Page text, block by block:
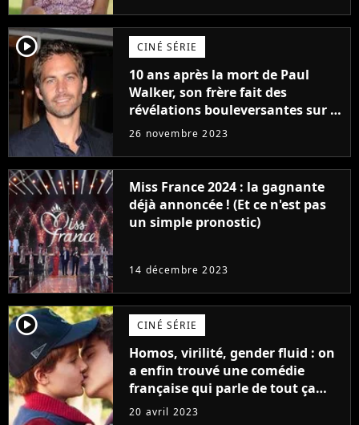
player2 CINÉ SÉRIE
10 ans après la mort de Paul
Walker, son frère fait des
révélations bouleversantes sur la
réaction des acteurs de Fast and
26 novembre 2023
Miss France 2024 : la gagnante
déjà annoncée ! (Et ce n'est pas
un simple pronostic)
14 décembre 2023
player2 CINÉ SÉRIE
Homos, virilité, gender fluid : on
a enfin trouvé une comédie
française qui parle de tout ça
sans être super ringarde
20 avril 2023